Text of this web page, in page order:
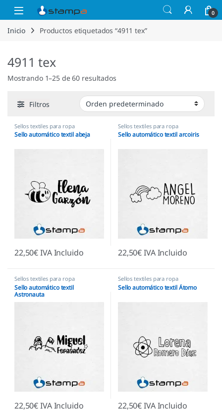
Saltar a la navegación
Saltar al contenido
Open 0
Inicio Productos etiquetados “4911 tex”
4911 tex
Mostrando 1–25 de 60 resultados
Filtros
Sellos textiles para ropa
Sello automático textil abeja
22,50€IVA Incluido
Sellos textiles para ropa
Sello automático textil arcoiris
22,50€IVA Incluido
Sellos textiles para ropa
Sello automático textil
Astronauta
22,50€IVA Incluido
Sellos textiles para ropa
Sello automático textil Átomo
22,50€IVA Incluido